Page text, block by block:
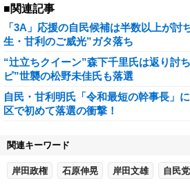
■関連記事
「3A」応援の自民候補は半数以上が
生・甘利のご威光”ガタ落ち
“辻立ちクイーン”森下千里氏は返り討
ピ”世襲の松野未佳氏も落選
自民・甘利明氏「令和最短の幹事長」
区で初めて落選の衝撃！
関連キーワード
岸田政権 石原伸晃 岸田文雄 自民党